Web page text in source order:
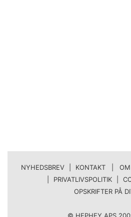
NYHEDSBREV KONTAKT | OM
PRIVATLIVSPOLITIK
OPSKRIFTER PÅ